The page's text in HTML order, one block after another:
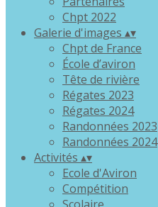
Chpt 2022
Galerie d'images ▴▾
Chpt de France
École d’aviron
Tête de rivière
Régates 2023
Régates 2024
Randonnées 2023
Randonnées 2024
Activités ▴▾
Ecole d'Aviron
Compétition